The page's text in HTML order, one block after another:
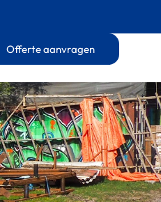
Offerte aanvragen